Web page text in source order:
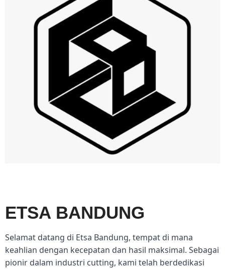
ETSA BANDUNG
Selamat datang di Etsa Bandung, tempat di mana
keahlian dengan kecepatan dan hasil maksimal. Sebagai
pionir dalam industri cutting, kami telah berdedikasi